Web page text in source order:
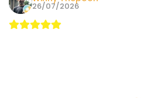
26/07/2026